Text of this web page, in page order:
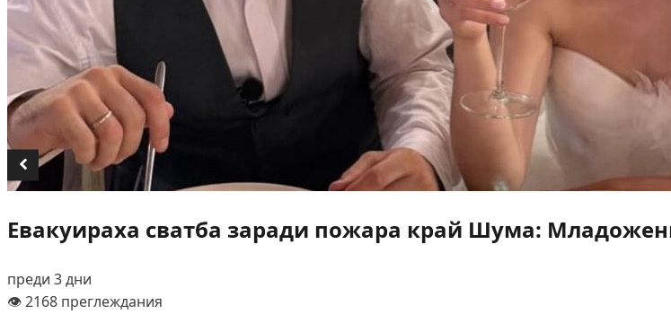
Евакуираха сватба заради пожара край Шума:
преди 3 дни
👁️ 2168 преглеждания